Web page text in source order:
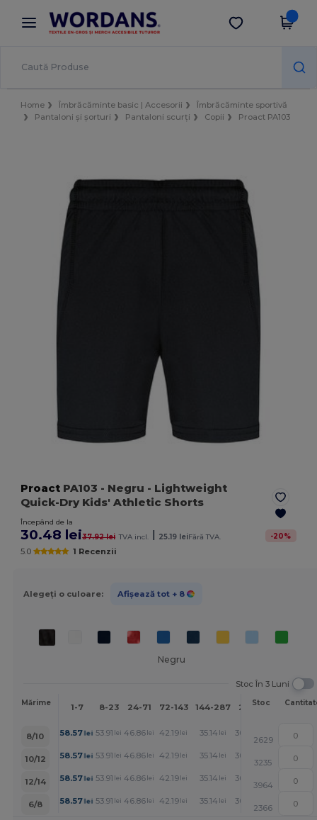
× Aplicația Wordans
Prețuri mai bune în aplicație!
Descarcă app
Home Îmbrăcăminte basic | Accesorii
Îmbrăcăminte sportivă
Pantaloni și șorturi
Pantaloni scurți Copii Proact PA103
Proact PA103 - Negru - Lightweight
Quick-Dry Kids' Athletic Shorts
Începând de la
30.48 lei37.92 lei TVA incl. | 25.19 leiFără TVA. -20%
5.0 1 Recenzii
Alegeți o culoare: Afișează tot + 8
Negru
Stoc În 3 Luni
Mărime 1-7 8-23 24-71 72-143 144-287 288 +
Mai
Stoc
8/10 58.57lei 53.91 lei 46.86 lei 42.19 lei 35.14 lei 30.48
2629
10/12
58.57lei 53.91 lei 46.86 lei 42.19 lei 35.14 lei 30.48
3235
12/14
58.57lei 53.91 lei 46.86 lei 42.19 lei 35.14 lei 30.48
3964
6/8
58.57lei 53.91 lei 46.86 lei 42.19 lei 35.14 lei 30.48
2366